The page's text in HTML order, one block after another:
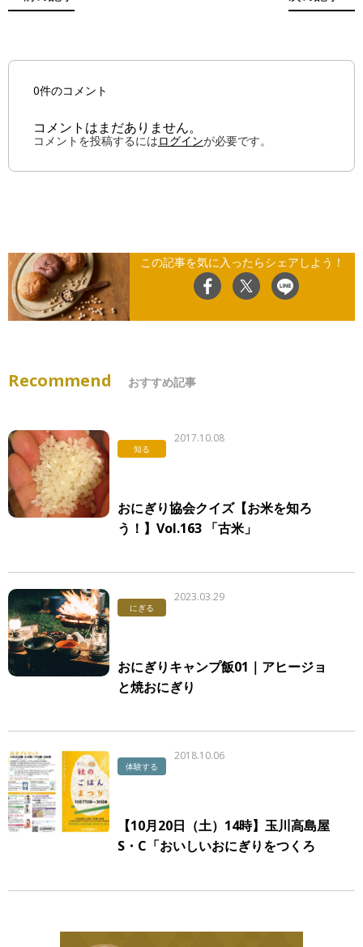
0件のコメント
コメントはまだありません。
コメントを投稿するにはログインが必要です。
この記事を気に入ったらシェアしよう！
Recommend おすすめ記事
知る
2017.10.08
おにぎり協会クイズ【お米を知ろ
う！】Vol.163 「古米」
にぎる
2023.03.29
おにぎりキャンプ飯01｜アヒージョ
と焼おにぎり
体験する
2018.10.06
【10月20日（土）14時】玉川高島屋
S・C「おいしいおにぎりをつくろ
たします。